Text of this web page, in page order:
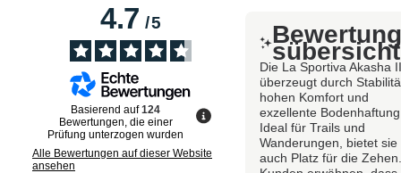
4.7/5
Basierend auf124
Bewertungen, die einer
Prüfung unterzogen wurden
Alle Bewertungen auf dieser Website
ansehen
sübersicht
Die La Sportiva Akasha
überzeugt durch
hohen Komfort und
exzellente
Ideal für Trails und
Wanderungen, bietet sie
auch Platz für die